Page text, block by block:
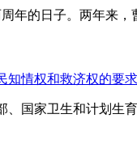
年的日子。两年来
知情权和救济权的要求
国家卫生和计划生